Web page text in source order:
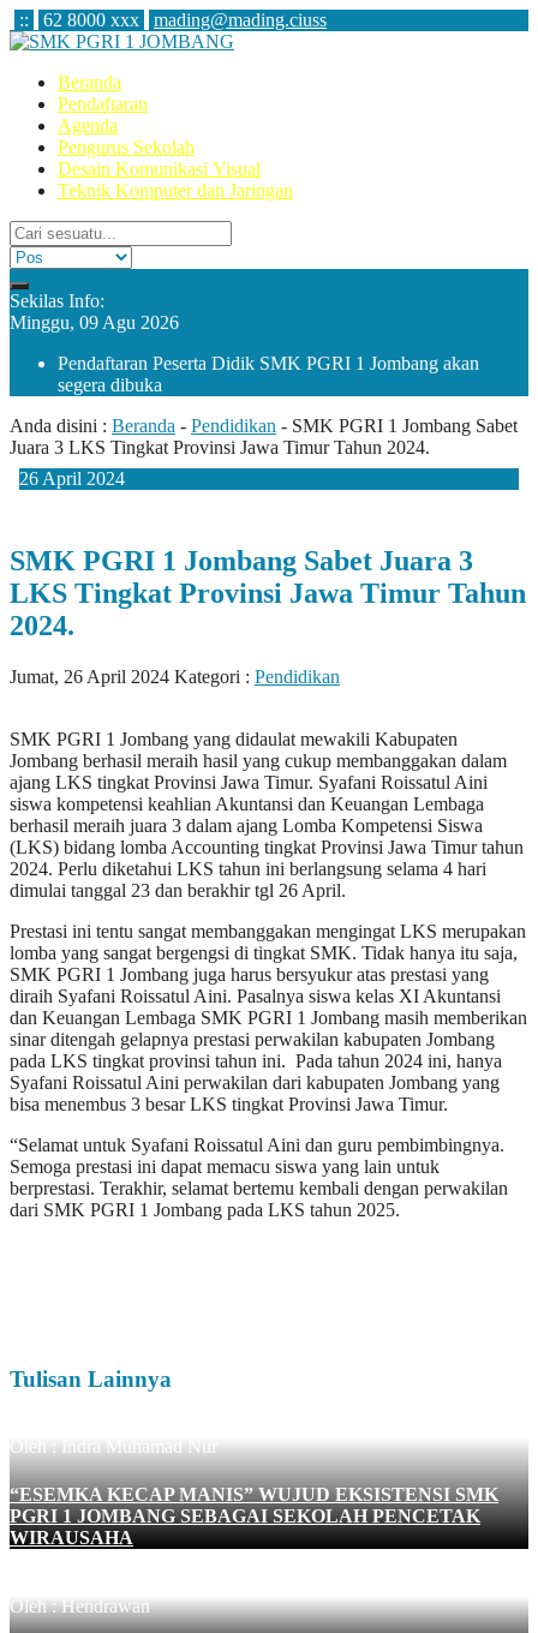
:: 62 8000 xxx mading@mading.ciuss
Beranda
Pendaftaran
Agenda
Pengurus Sekolah
Desain Komunikasi Visual
Teknik Komputer dan Jaringan
Sekilas Info:
Minggu, 09 Agu 2026
Pendaftaran Peserta Didik SMK PGRI 1 Jombang akan
segera dibuka
Anda disini : Beranda - Pendidikan - SMK PGRI 1 Jombang Sabet
Juara 3 LKS Tingkat Provinsi Jawa Timur Tahun 2024.
26 April 2024
SMK PGRI 1 Jombang Sabet Juara 3
LKS Tingkat Provinsi Jawa Timur Tahun
2024.
Jumat, 26 April 2024 Kategori : Pendidikan
SMK PGRI 1 Jombang yang didaulat mewakili Kabupaten
Jombang berhasil meraih hasil yang cukup membanggakan dalam
ajang LKS tingkat Provinsi Jawa Timur. Syafani Roissatul Aini
siswa kompetensi keahlian Akuntansi dan Keuangan Lembaga
berhasil meraih juara 3 dalam ajang Lomba Kompetensi Siswa
(LKS) bidang lomba Accounting tingkat Provinsi Jawa Timur tahun
2024. Perlu diketahui LKS tahun ini berlangsung selama 4 hari
dimulai tanggal 23 dan berakhir tgl 26 April.
Prestasi ini tentu sangat membanggakan mengingat LKS merupakan
lomba yang sangat bergengsi di tingkat SMK. Tidak hanya itu saja,
SMK PGRI 1 Jombang juga harus bersyukur atas prestasi yang
diraih Syafani Roissatul Aini. Pasalnya siswa kelas XI Akuntansi
dan Keuangan Lembaga SMK PGRI 1 Jombang masih memberikan
sinar ditengah gelapnya prestasi perwakilan kabupaten Jombang
pada LKS tingkat provinsi tahun ini. Pada tahun 2024 ini, hanya
Syafani Roissatul Aini perwakilan dari kabupaten Jombang yang
bisa menembus 3 besar LKS tingkat Provinsi Jawa Timur.
“Selamat untuk Syafani Roissatul Aini dan guru pembimbingnya.
Semoga prestasi ini dapat memacu siswa yang lain untuk
berprestasi. Terakhir, selamat bertemu kembali dengan perwakilan
dari SMK PGRI 1 Jombang pada LKS tahun 2025.
Tulisan Lainnya
Oleh : Indra Muhamad Nur
“ESEMKA KECAP MANIS” WUJUD EKSISTENSI SMK
PGRI 1 JOMBANG SEBAGAI SEKOLAH PENCETAK
WIRAUSAHA
Oleh : Hendrawan